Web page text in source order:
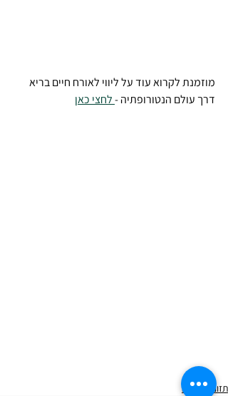
מוזמנת לקרוא עוד על ליווי לאורח חיים בריא
דרך עולם הנטורופתיה - לחצי כאן
תזונה בריאה